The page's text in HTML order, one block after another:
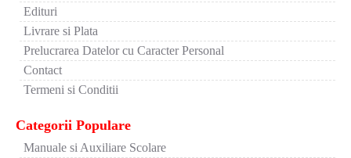
Edituri
Livrare si Plata
Prelucrarea Datelor cu Caracter Personal
Contact
Termeni si Conditii
Categorii Populare
Manuale si Auxiliare Scolare